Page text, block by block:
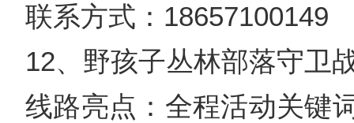
联系方式：18657100149
12、野孩子丛林部落守卫
线路亮点：全程活动关键